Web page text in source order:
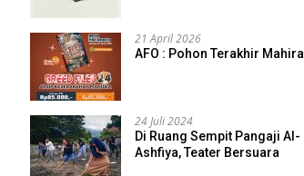
21 April 2026
AFO : Pohon Terakhir Mahira
24 Juli 2024
Di Ruang Sempit Pangaji Al-
Ashfiya, Teater Bersuara